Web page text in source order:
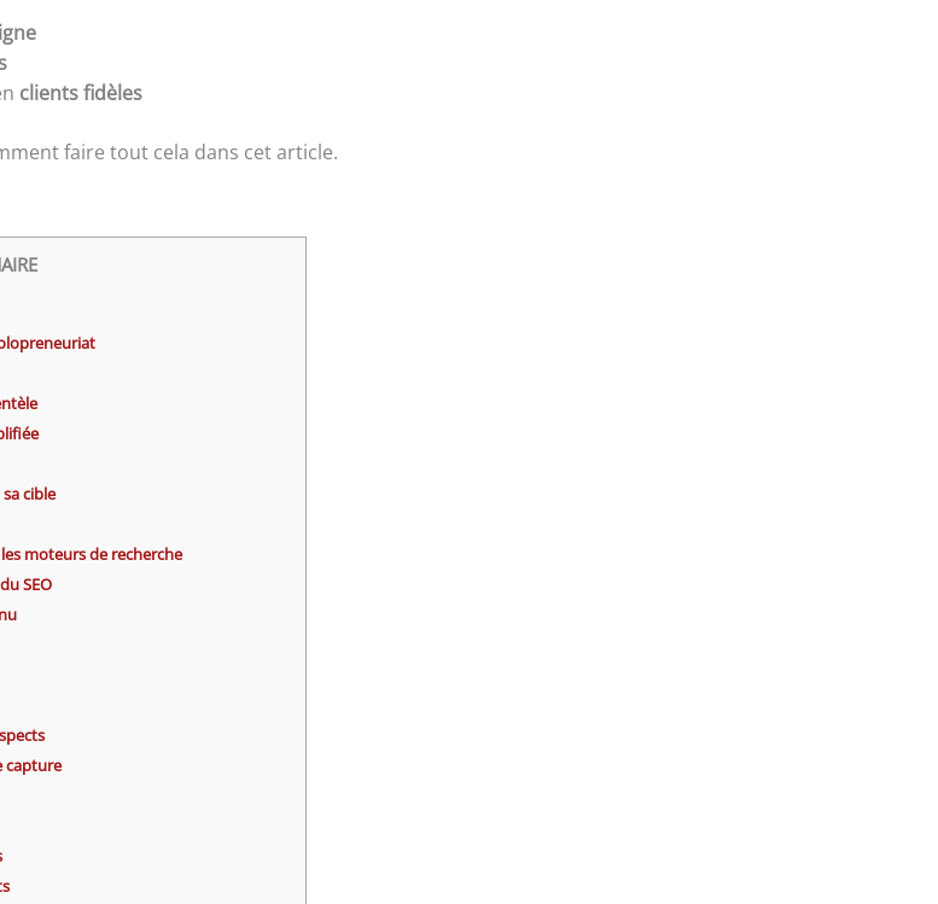
clients fidèles
faire tout cela dans cet article.
cible
moteurs de recherche
SEO
capture